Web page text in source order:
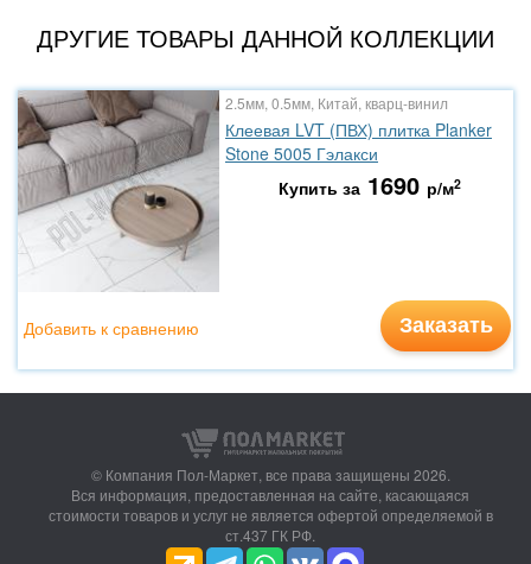
ДРУГИЕ ТОВАРЫ ДАННОЙ КОЛЛЕКЦИИ
2.5мм, 0.5мм, Китай, кварц-винил
Клеевая LVT (ПВХ) плитка Planker
Stone 5005 Гэлакси
Купить за 1690 р/м2
Заказать
Добавить к сравнению
© Компания Пол-Маркет, все права защищены 2026.
Вся информация, предоставленная на сайте, касающаяся
стоимости товаров и услуг не является офертой определяемой в
ст.437 ГК РФ.